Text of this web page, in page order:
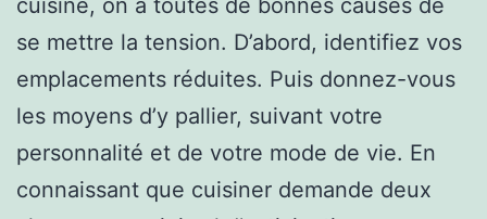
se mettre la tension. D’abord, identifiez vos
emplacements réduites. Puis donnez-vous
les moyens d’y pallier, suivant votre
personnalité et de votre mode de vie. En
connaissant que cuisiner demande deux